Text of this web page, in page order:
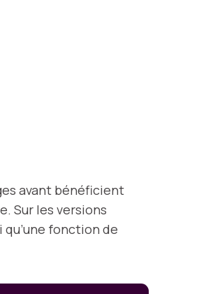
avant bénéficient
Sur les versions
fonction de